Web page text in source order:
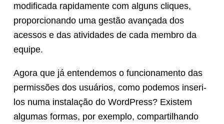
modificada rapidamente com alguns cliques,
proporcionando uma gestão avançada dos
acessos e das atividades de cada membro da
equipe.
Agora que já entendemos o funcionamento das
permissões dos usuários, como podemos inseri-
los numa instalação do WordPress? Existem
algumas formas, por exemplo, compartilhando